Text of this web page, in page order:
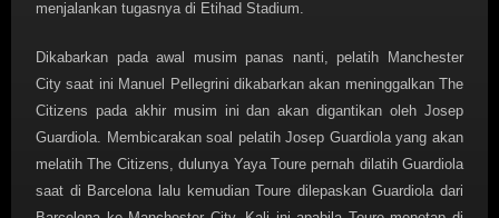
menjalankan tugasnya di Etihad Stadium.
Dikabarkan pada awal musim panas nanti, pelatih Manchester
City saat ini Manuel Pellegrini dikabarkan akan meninggalkan The
Citizens pada akhir musim ini dan akan digantikan oleh Josep
Guardiola. Membicarakan soal pelatih Josep Guardiola yang akan
melatih The Citizens, dulunya Yaya Toure pernah dilatih Guardiola
saat di Barcelona lalu kemudian Toure dilepaskan Guardiola dari